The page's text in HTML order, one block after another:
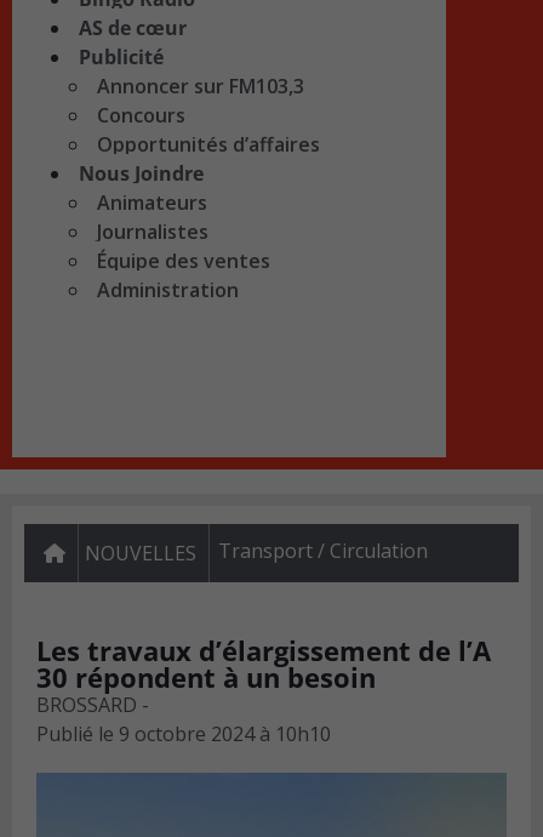
AS de cœur
Publicité
Annoncer sur FM103,3
Concours
Opportunités d’affaires
Nous Joindre
Animateurs
Journalistes
Équipe des ventes
Administration
NOUVELLES Transport / Circulation
Les travaux d’élargissement de l’A
30 répondent à un besoin
BROSSARD -
Publié le 9 octobre 2024 à 10h10